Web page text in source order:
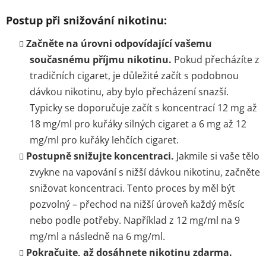
Postup při snižování nikotinu:
Začněte na úrovni odpovídající vašemu
současnému příjmu nikotinu. Pokud přecházíte z
tradičních cigaret, je důležité začít s podobnou
dávkou nikotinu, aby bylo přecházení snazší.
Typicky se doporučuje začít s koncentrací 12 mg až
18 mg/ml pro kuřáky silných cigaret a 6 mg až 12
mg/ml pro kuřáky lehčích cigaret.
Postupně snižujte koncentraci. Jakmile si vaše tělo
zvykne na vapování s nižší dávkou nikotinu, začněte
snižovat koncentraci. Tento proces by měl být
pozvolný – přechod na nižší úroveň každý měsíc
nebo podle potřeby. Například z 12 mg/ml na 9
mg/ml a následně na 6 mg/ml.
Pokračujte, až dosáhnete nikotinu zdarma.